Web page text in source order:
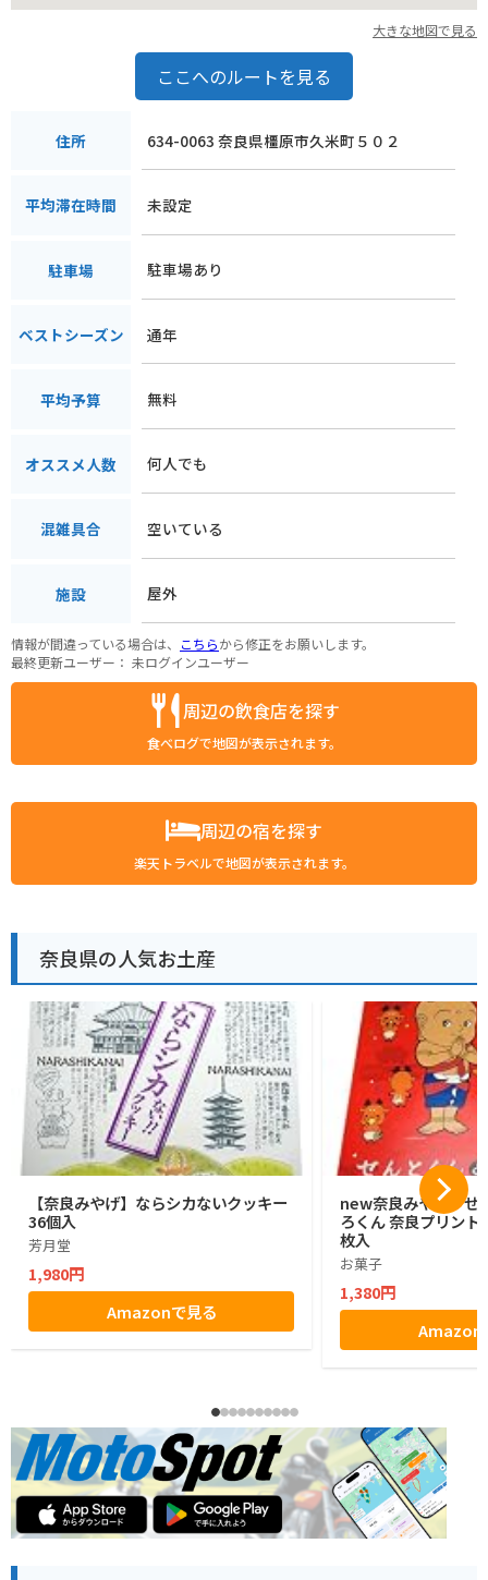
大きな地図で見る
ここへのルートを見る
住所 634-0063 奈良県橿原市久米町５０２
平均滞在時間 未設定
駐車場 駐車場あり
ベストシーズン 通年
平均予算 無料
オススメ人数 何人でも
混雑具合 空いている
施設 屋外
情報が間違っている場合は、 こちらから修正をお願いします。
最終更新ユーザー： 未ログインユーザー
周辺の飲食店を探す
食べログで地図が表示されます。
周辺の宿を探す
楽天トラベルで地図が表示されます。
奈良県の人気お土産
【奈良みやげ】ならシカないクッキー
36個入
芳月堂
1,980円
Amazonで見る
new奈良みやげ せ
ろくん 奈良プリン
枚入
お菓子
1,380円
Amazon